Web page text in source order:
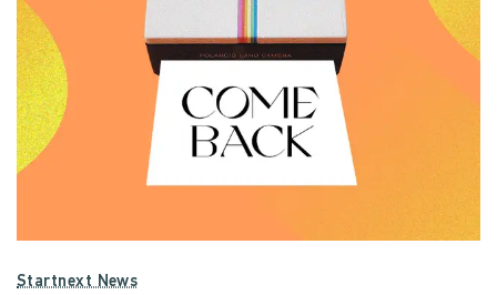
Startnext News